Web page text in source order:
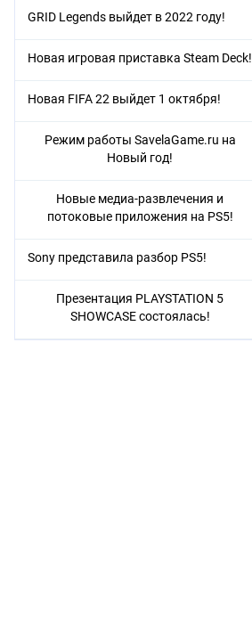
GRID Legends выйдет в 2022 году!
Новая игровая приставка Steam Deck!
Новая FIFA 22 выйдет 1 октября!
Режим работы SavelaGame.ru на
Новый год!
Новые медиа-развлечения и
потоковые приложения на PS5!
Sony представила разбор PS5!
Презентация PLAYSTATION 5
SHOWCASE состоялась!